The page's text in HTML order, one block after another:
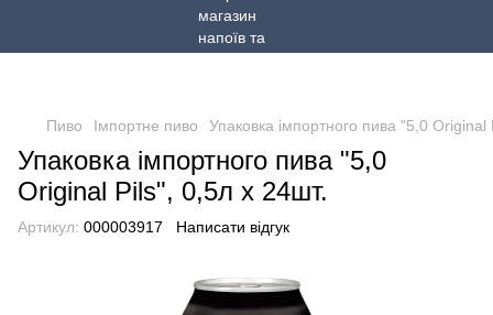
Пиво Імпортне пиво Упаковка імпортного пива "5,0
Упаковка імпортного пива "5,0
Original Pils", 0,5л х 24шт.
Артикул: 000003917 Написати відгук